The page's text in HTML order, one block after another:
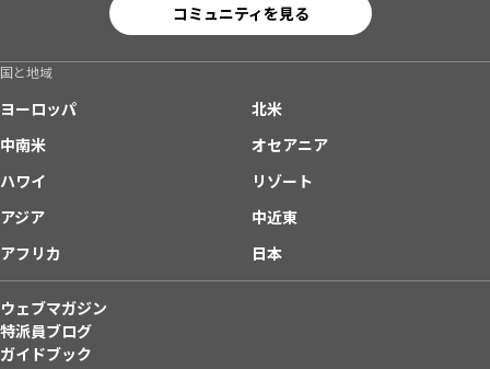
コミュニティを見る
国と地域
ヨーロッパ
北米
中南米
オセアニア
ハワイ
リゾート
アジア
中近東
アフリカ
日本
ウェブマガジン
特派員ブログ
ガイドブック